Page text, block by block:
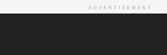
ADVERTISEMENT